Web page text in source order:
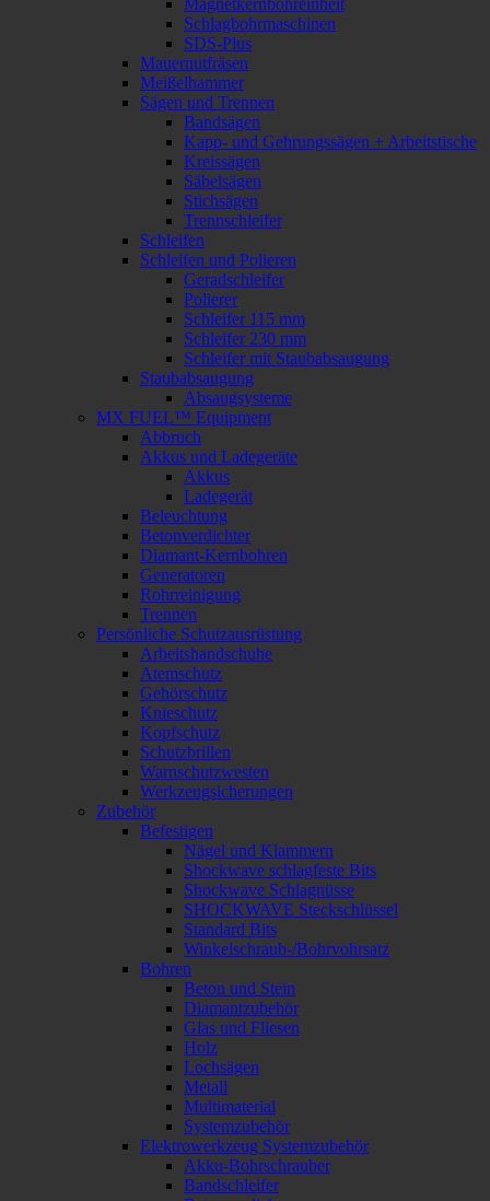
Schlagbohrmaschinen
SDS-Plus
Mauernutfräsen
Meißelhammer
Sägen und Trennen
Bandsägen
Kapp- und Gehrungssägen + Arbeitstische
Kreissägen
Säbelsägen
Stichsägen
Trennschleifer
Schleifen
Schleifen und Polieren
Geradschleifer
Polierer
Schleifer 115 mm
Schleifer 230 mm
Schleifer mit Staubabsaugung
Staubabsaugung
Absaugsysteme
MX FUEL™ Equipment
Abbruch
Akkus und Ladegeräte
Akkus
Ladegerät
Beleuchtung
Betonverdichter
Diamant-Kernbohren
Generatoren
Rohrreinigung
Trennen
Persönliche Schutzausrüstung
Arbeitshandschuhe
Atemschutz
Gehörschutz
Knieschutz
Kopfschutz
Schutzbrillen
Warnschutzwesten
Werkzeugsicherungen
Zubehör
Befestigen
Nägel und Klammern
Shockwave schlagfeste Bits
Shockwave Schlagnüsse
SHOCKWAVE Steckschlüssel
Standard Bits
Winkelschraub-/Bohrvohrsatz
Bohren
Beton und Stein
Diamantzubehör
Glas und Fliesen
Holz
Lochsägen
Metall
Multimaterial
Systemzubehör
Elektrowerkzeug Systemzubehör
Akku-Bohrschrauber
Bandschleifer